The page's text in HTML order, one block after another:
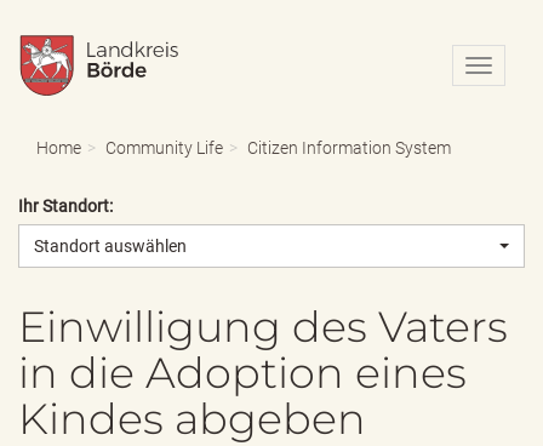
N
a
o
Home Community Life Citizen Information System
Ihr Standort:
Standort auswählen
Einwilligung des Vaters
in die Adoption eines
Kindes abgeben